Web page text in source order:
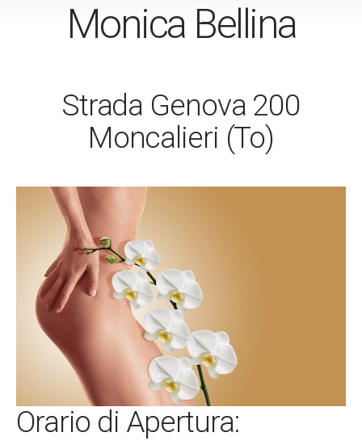
Monica Bellina
Strada Genova 200
Moncalieri (To)
Orario di Apertura: